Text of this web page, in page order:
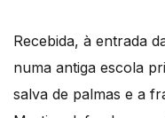
Recebida, à entrada
numa antiga escola
salva de palmas e a